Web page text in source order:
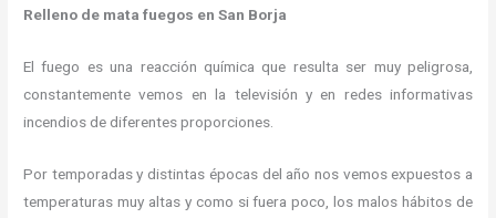
Relleno de mata fuegos en San Borja
El fuego es una reacción química que resulta ser muy peligrosa,
constantemente vemos en la televisión y en redes informativas
incendios de diferentes proporciones.
Por temporadas y distintas épocas del año nos vemos expuestos a
temperaturas muy altas y como si fuera poco, los malos hábitos de